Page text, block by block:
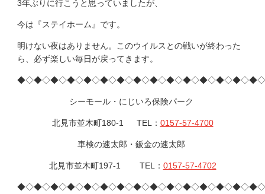
3年ぶりに行こうと思っていましたが、
今は『ステイホーム』です。
明けない夜はありません。このウイルスとの戦いが終わった
ら、必ず楽しい毎日が戻ってきます。
シーモール・にじいろ保険パーク
北見市並木町180-1 TEL： 0157-57-4700
車検の速太郎・鈑金の速太郎
北見市並木町197-1 TEL： 0157-57-4702